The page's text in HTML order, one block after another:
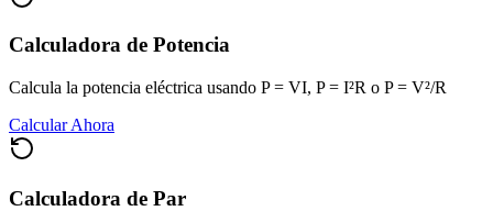
Calculadora de Potencia
Calcula la potencia eléctrica usando P = VI, P = I²R o P = V²/R
Calcular Ahora
Calculadora de Par